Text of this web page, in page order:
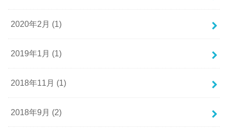
2020年2月 (1)
2019年1月 (1)
2018年11月 (1)
2018年9月 (2)